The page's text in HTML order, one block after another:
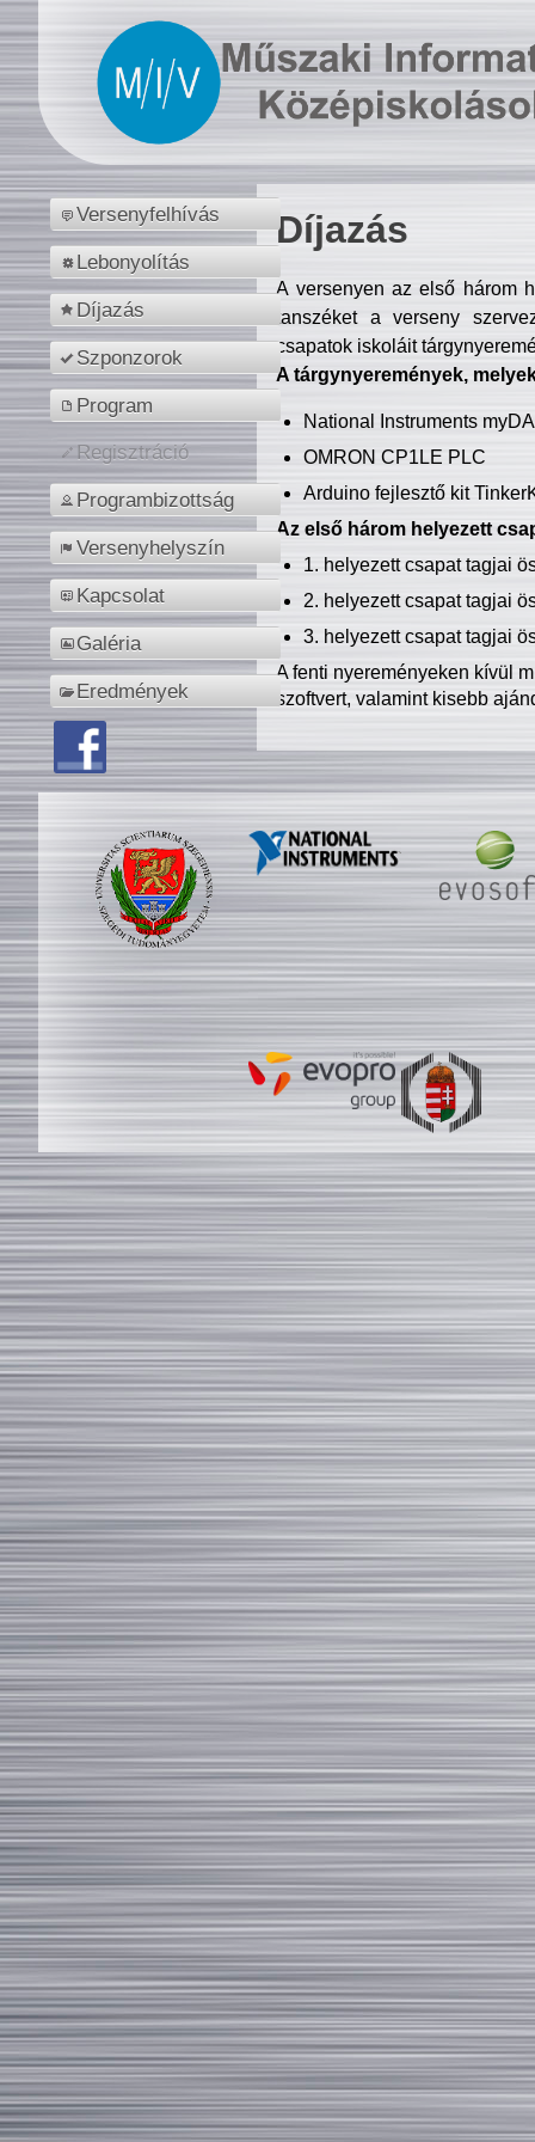
Versenyfelhívás
Lebonyolítás
Díjazás
Szponzorok
Program
Regisztráció
Programbizottság
Versenyhelyszín
Kapcsolat
Galéria
Eredmények
Díjazás
A versenyen az első három
tanszéket a verseny
csapatok iskoláit
A tárgynyeremények,
National Instruments
OMRON CP1LE PLC
Arduino fejlesztő kit
Az első három helyezett
1. helyezett csapat tagjai
2. helyezett csapat tagjai
3. helyezett csapat tagjai
A fenti nyereményeken kívül
szoftvert, valamint kisebb